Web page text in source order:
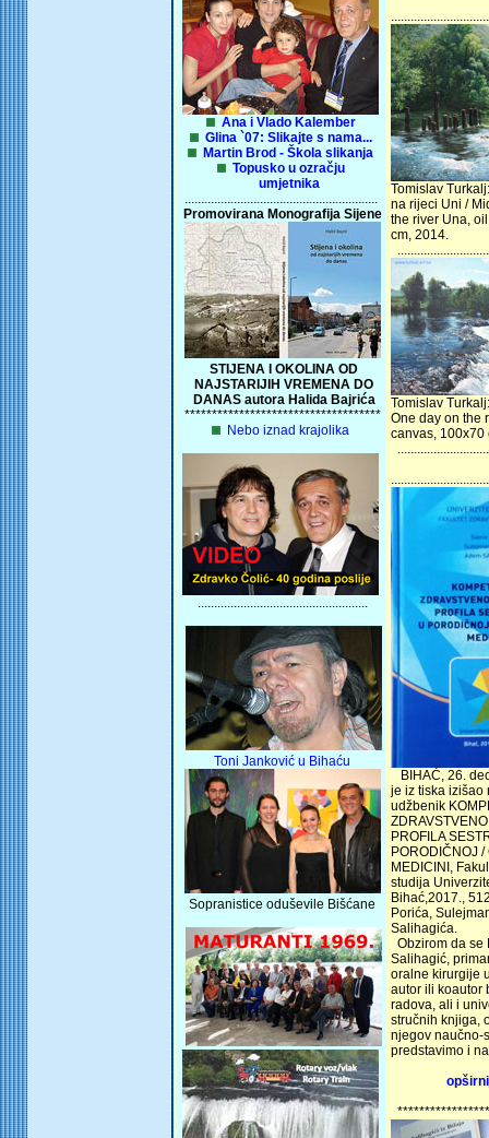
Ana i Vlado Kalember
Glina `07: Slikajte s nama...
Martin Brod - Škola slikanja
Topusko u ozračju
umjetnika
...........................................................
Promovirana Monografija Sijene
STIJENA I OKOLINA OD
NAJSTARIJIH VREMENA DO
DANAS autora Halida Bajrića
************************************
Nebo iznad krajolika
....................................................
Toni Janković u Bihaću
Sopranistice oduševile Bišćane
Tomislav
na rijeci Uni /
the river Una,
cm, 2014.
Tomislav
One day on the
canvas, 100x70
BIHAĆ, 26.
je iz tiska izišao
udžbenik
PROFILA
PORODIČNOJ
MEDICINI,
studija
Bihać,2017.,
Porića,
Salihagića.
Obzirom da se
Salihagić,
oralne kirurgije
autor ili koautor
radova, ali i
stručnih knjiga,
njegov naučno-
predstavimo i